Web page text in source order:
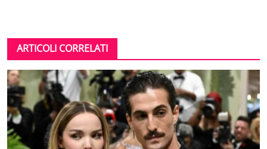
ARTICOLI CORRELATI